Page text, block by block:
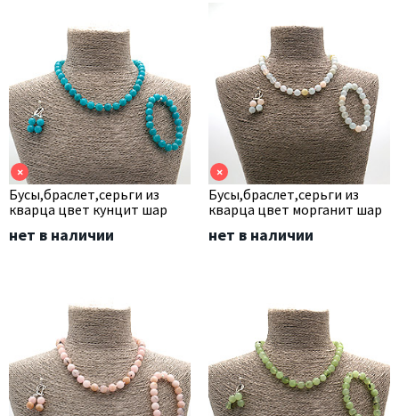
×
Бусы,браслет,серьги из
кварца цвет кунцит шар
нет в наличии
×
Бусы,браслет,серьги из
кварца цвет морганит шар
нет в наличии